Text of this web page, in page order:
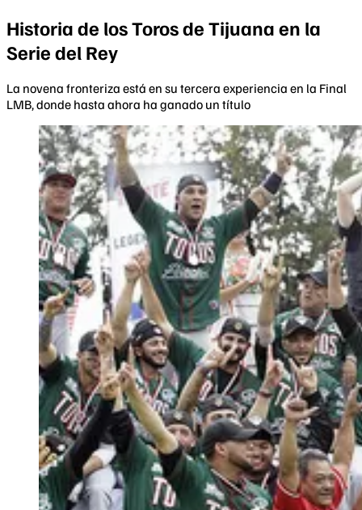
Historia de los Toros de Tijuana en la
Serie del Rey
La novena fronteriza está en su tercera experiencia en la Final
LMB, donde hasta ahora ha ganado un título